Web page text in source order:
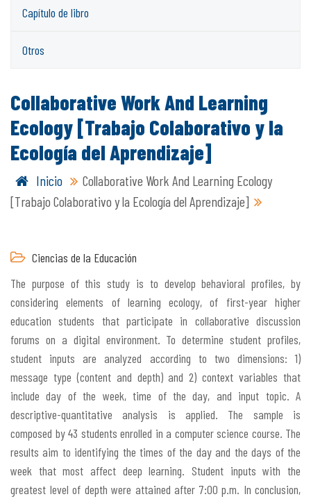
Capítulo de libro
Otros
Collaborative Work And Learning
Ecology [Trabajo Colaborativo y la
Ecología del Aprendizaje]
Inicio
Collaborative Work And Learning Ecology
[Trabajo Colaborativo y la Ecología del Aprendizaje]
Ciencias de la Educación
The purpose of this study is to develop behavioral profiles, by
considering elements of learning ecology, of first-year higher
education students that participate in collaborative discussion
forums on a digital environment. To determine student profiles,
student inputs are analyzed according to two dimensions: 1)
message type (content and depth) and 2) context variables that
include day of the week, time of the day, and input topic. A
descriptive-quantitative analysis is applied. The sample is
composed by 43 students enrolled in a computer science course. The
results aim to identifying the times of the day and the days of the
week that most affect deep learning. Student inputs with the
greatest level of depth were attained after 7:00 p.m. In conclusion,